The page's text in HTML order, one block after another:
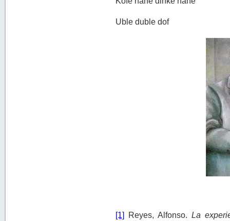
Uble duble dof
[1] Reyes, Alfonso.La